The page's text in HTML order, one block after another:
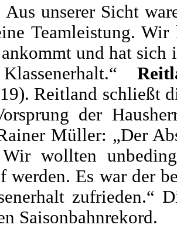
Aus unserer Sicht
Teamleistung.
und hat
Reitland schließt
der
Müller: „Der
Wir wollten
werden. Es war der
zufrieden.“
Saisonbahnrekord.